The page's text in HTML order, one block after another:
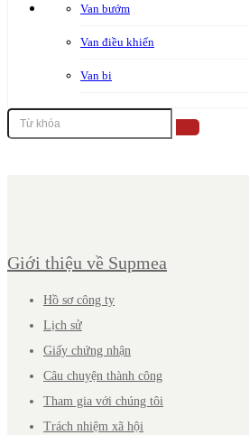
Van bướm
Van điều khiển
Van bi
Giới thiệu về Supmea
Hồ sơ công ty
Lịch sử
Giấy chứng nhận
Câu chuyện thành công
Tham gia với chúng tôi
Trách nhiệm xã hội